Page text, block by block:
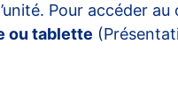
Pour accéder
ou tablette (